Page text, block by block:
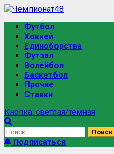
Футбол
Хоккей
Единоборства
Футзал
Волейбол
Баскетбол
Прочие
Ставки
Кнопка: светлая/темная
Подписаться